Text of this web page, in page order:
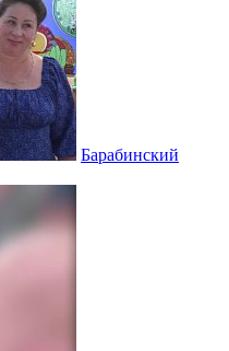
Барабинский